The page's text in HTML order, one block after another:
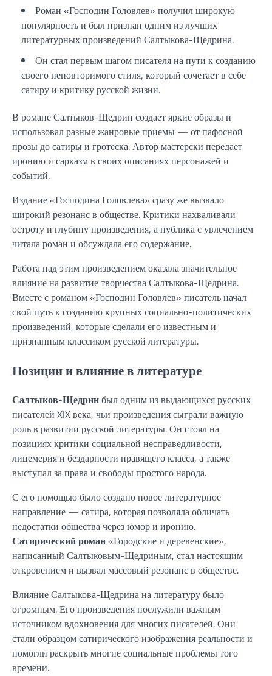
Роман «Господин Головлев» получил широкую
популярность и был признан одним из лучших
литературных произведений Салтыкова-Щедрина.
Он стал первым шагом писателя на пути к созданию
своего неповторимого стиля, который сочетает в себе
сатиру и критику русской жизни.
В романе Салтыков-Щедрин создает яркие образы и
использовал разные жанровые приемы — от пафосной
прозы до сатиры и гротеска. Автор мастерски передает
иронию и сарказм в своих описаниях персонажей и
событий.
Издание «Господина Головлева» сразу же вызвало
широкий резонанс в обществе. Критики нахваливали
остроту и глубину произведения, а публика с увлечением
читала роман и обсуждала его содержание.
Работа над этим произведением оказала значительное
влияние на развитие творчества Салтыкова-Щедрина.
Вместе с романом «Господин Головлев» писатель начал
свой путь к созданию крупных социально-политических
произведений, которые сделали его известным и
признанным классиком русской литературы.
Позиции и влияние в литературе
Салтыков-Щедринбыл одним из выдающихся русских
писателей XIX века, чьи произведения сыграли важную
роль в развитии русской литературы. Он стоял на
позициях критики социальной несправедливости,
лицемерия и бездарности правящего класса, а также
выступал за права и свободы простого народа.
С его помощью было создано новое литературное
направление — сатира, которая позволяла обличать
недостатки общества через юмор и иронию.
Сатирический роман«Городские и деревенские»,
написанный Салтыковым-Щедриным, стал настоящим
откровением и вызвал массовый резонанс в обществе.
Влияние Салтыкова-Щедрина на литературу было
огромным. Его произведения послужили важным
источником вдохновения для многих писателей. Они
стали образцом сатирического изображения реальности и
помогли раскрыть многие социальные проблемы того
времени.